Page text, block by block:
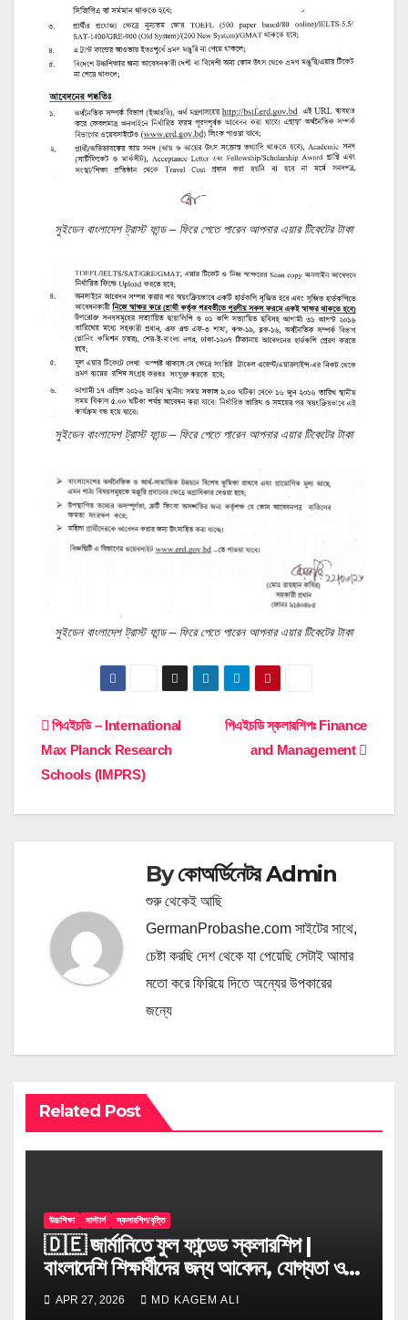
সুইডেন বাংলাদেশ ট্রাস্ট ফান্ড – ফিরে পেতে পারেন আপনার এয়ার টিকেটের টাকা
সুইডেন বাংলাদেশ ট্রাস্ট ফান্ড – ফিরে পেতে পারেন আপনার এয়ার টিকেটের টাকা
সুইডেন বাংলাদেশ ট্রাস্ট ফান্ড – ফিরে পেতে পারেন আপনার এয়ার টিকেটের টাকা
Post
navigation
পিএইচডি স্কলারশিপঃ Finance
and Management
পিএইচডি – International
Max Planck Research
Schools (IMPRS)
Byকোঅর্ডিনেটর Admin
শুরু থেকেই আছি
GermanProbashe.com সাইটের সাথে,
চেষ্টা করছি দেশ থেকে যা পেয়েছি সেটাই আমার
মতো করে ফিরিয়ে দিতে অন্যের উপকারের
জন্যে
Related Post
উচ্চশিক্ষা মাস্টার্স স্কলারশিপ/বৃত্তি
🇩🇪 জার্মানিতে ফুল ফান্ডেড স্কলারশিপ |
বাংলাদেশি শিক্ষার্থীদের জন্য আবেদন, যোগ্যতা ও
টিপস
APR 27, 2026 MD KAGEM ALI